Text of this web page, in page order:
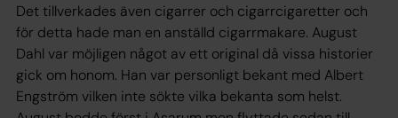
Det tillverkades även cigarrer och cigarrcigaretter och
för detta hade man en anställd cigarrmakare. August
Dahl var möjligen något av ett original då vissa historier
gick om honom. Han var personligt bekant med Albert
Engström vilken inte sökte vilka bekanta som helst.